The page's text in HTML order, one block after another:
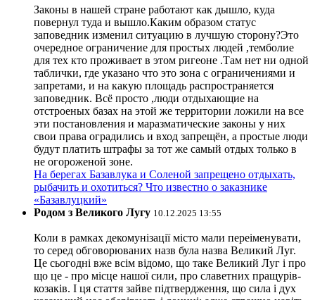
Законы в нашей стране работают как дышло, куда
повернул туда и вышло.Каким образом статус
заповедник изменил ситуацию в лучшую сторону?Это
очередное ограничение для простых людей ,темболие
для тех кто проживает в этом ригеоне .Там нет ни одной
таблички, где указано что это зона с ограничениями и
запретами, и на какую площадь распространяется
заповедник. Всё просто ,люди отдыхающие на
отстроеных базах на этой же территории ложили на все
эти постановления и маразматические законы у них
свои права оградились и вход запрещён, а простые люди
будут платить штрафы за тот же самый отдых только в
не огороженой зоне.
На берегах Базавлука и Соленой запрещено отдыхать,
рыбачить и охотиться? Что известно о заказнике
«Базавлуцкий»
Родом з Великого Лугу 10.12.2025 13:55
Коли в рамках декомунізації місто мали переіменувати,
то серед обговорюваних назв була назва Великий Луг.
Це сьогодні вже всім відомо, що таке Великий Луг і про
що це - про місце нашої сили, про славетних пращурів-
козаків. І ця стаття зайве підтвердження, що сила і дух